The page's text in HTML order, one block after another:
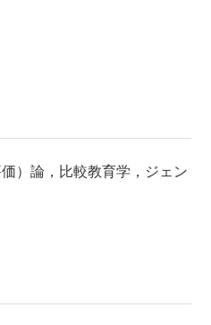
）論，比較教育学，ジェン